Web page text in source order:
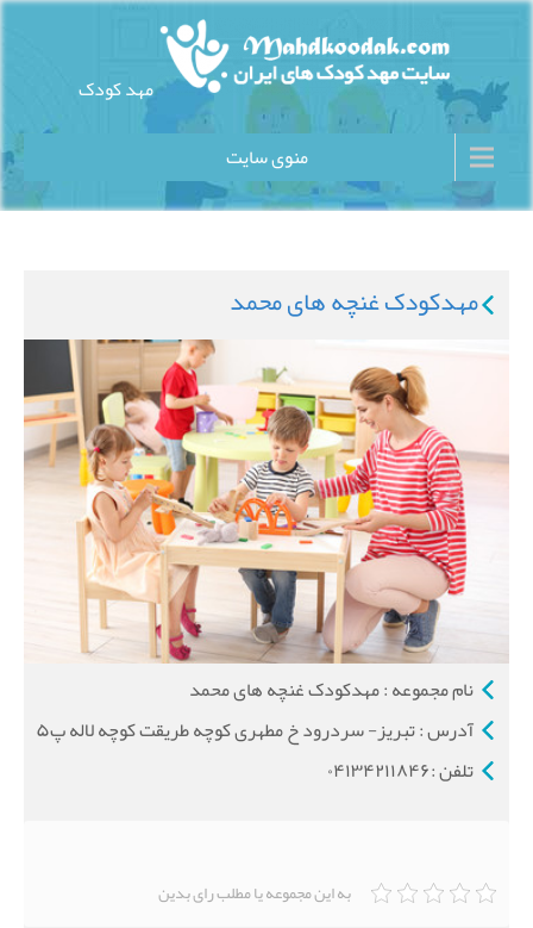
Skip
مهد کودک
سایت مهد کودک های ایران
منوی سایت
مهدکودک غنچه های محمد
نام مجموعه : مهدکودک غنچه های محمد
آدرس : تبریز- سردرود خ مطهری کوچه طریقت کوچه لاله پ۵
تلفن :۰۴۱۳۴۲۱۱۸۴۶
به این مجموعه یا مطلب رای بدین